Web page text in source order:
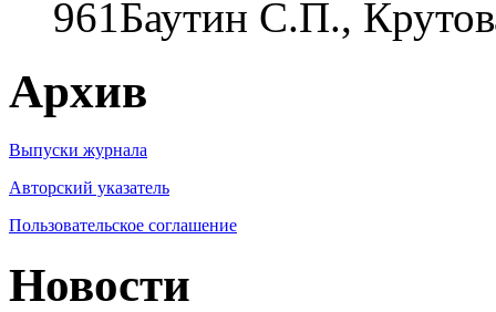
961Баутин С.П.,
Архив
Выпуски журнала
Авторский указатель
Пользовательское соглашение
Новости